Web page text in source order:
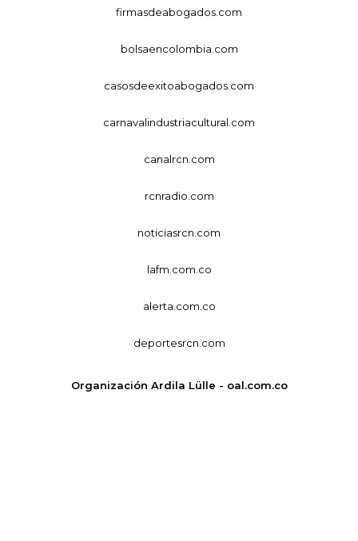
firmasdeabogados.com
bolsaencolombia.com
casosdeexitoabogados.com
carnavalindustriacultural.com
canalrcn.com
rcnradio.com
noticiasrcn.com
lafm.com.co
alerta.com.co
deportesrcn.com
Organización Ardila Lülle - oal.com.co